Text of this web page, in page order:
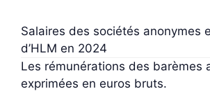
Salaires des sociétés anonymes
d’HLM en 2024
Les rémunérations des barèmes
exprimées en euros bruts.